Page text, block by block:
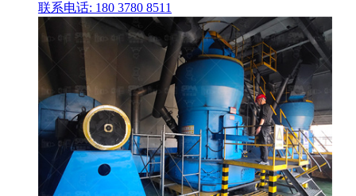
联系电话: 180 3780 8511